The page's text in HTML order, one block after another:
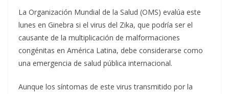
La Organización Mundial de la Salud (OMS) evalúa este
lunes en Ginebra si el virus del Zika, que podría ser el
causante de la multiplicación de malformaciones
congénitas en América Latina, debe considerarse como
una emergencia de salud pública internacional.
Aunque los síntomas de este virus transmitido por la